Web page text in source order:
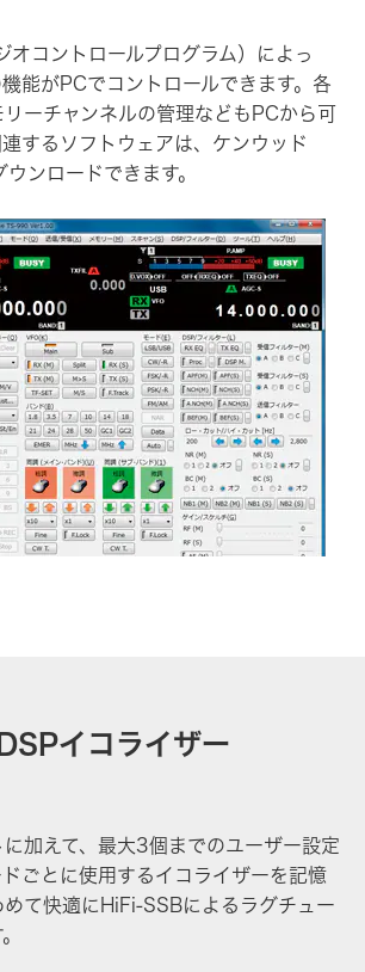
コントロールプログラム）によっ
能がPCでコントロールできます。各
ーチャンネルの管理などもPCから可
するソフトウェアは、ケンウッド
ンロードできます。
イコライザー
加えて、最大3個までのユーザー設定
ごとに使用するイコライザーを記憶
て快適にHiFi-SSBによるラグチュー